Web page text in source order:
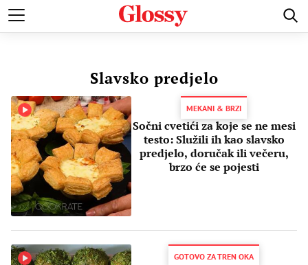
POZNATI MODA I LEPOTA ZDRAVI I SREĆNI LJUBAV
Slavsko predjelo
MEKANI & BRZI
Sočni cvetići za koje se ne mesi
testo: Služili ih kao slavsko
predjelo, doručak ili večeru,
brzo će se pojesti
GOTOVO ZA TREN OKA